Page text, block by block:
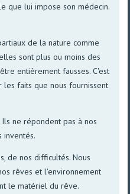
que lui impose son médecin.
de la nature comme
sont plus ou moins des
entièrement fausses. C'est
faits que nous fournissent
ne répondent pas à nos
inventés.
de nos difficultés. Nous
rêves et l'environnement
le matériel du rêve.